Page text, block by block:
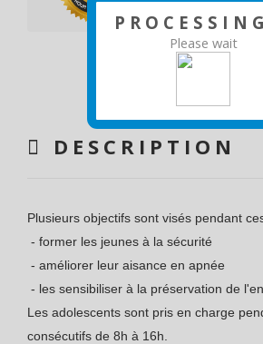
P R O C E S S I N
Please wait
DESCRIPTION
Plusieurs objectifs sont visés pendant
- former les jeunes à la sécurité
- améliorer leur aisance en apnée
- les sensibiliser à la préservation de
Les adolescents sont pris en charge
consécutifs de 8h à 16h.